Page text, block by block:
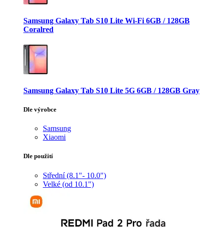
Samsung Galaxy Tab S10 Lite Wi-Fi 6GB / 128GB
Coralred
Samsung Galaxy Tab S10 Lite 5G 6GB / 128GB Gray
Dle výrobce
Samsung
Xiaomi
Dle použití
Střední (8.1"- 10.0")
Velké (od 10.1")